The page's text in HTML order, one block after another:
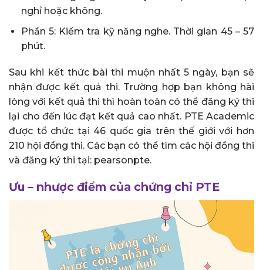
nghỉ hoặc không.
Phần 5: Kiểm tra kỹ năng nghe. Thời gian 45 – 57
phút.
Sau khi kết thức bài thi muộn nhất 5 ngày, bạn sẽ
nhận được kết quả thi. Trường hợp bạn không hài
lòng với kết quả thi thì hoàn toàn có thể đăng ký thi
lại cho đến lúc đạt kết quả cao nhất. PTE Academic
được tổ chức tại 46 quốc gia trên thế giới với hơn
210 hội đồng thi. Các bạn có thể tìm các hội đồng thi
và đăng ký thi tại: pearsonpte.
Ưu – nhược điểm của chứng chỉ PTE